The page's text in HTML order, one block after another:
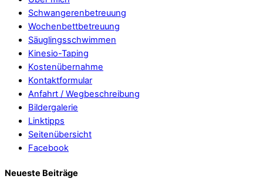
Schwangerenbetreuung
Wochenbettbetreuung
Säuglingsschwimmen
Kinesio-Taping
Kostenübernahme
Kontaktformular
Anfahrt / Wegbeschreibung
Bildergalerie
Linktipps
Seitenübersicht
Facebook
Neueste Beiträge